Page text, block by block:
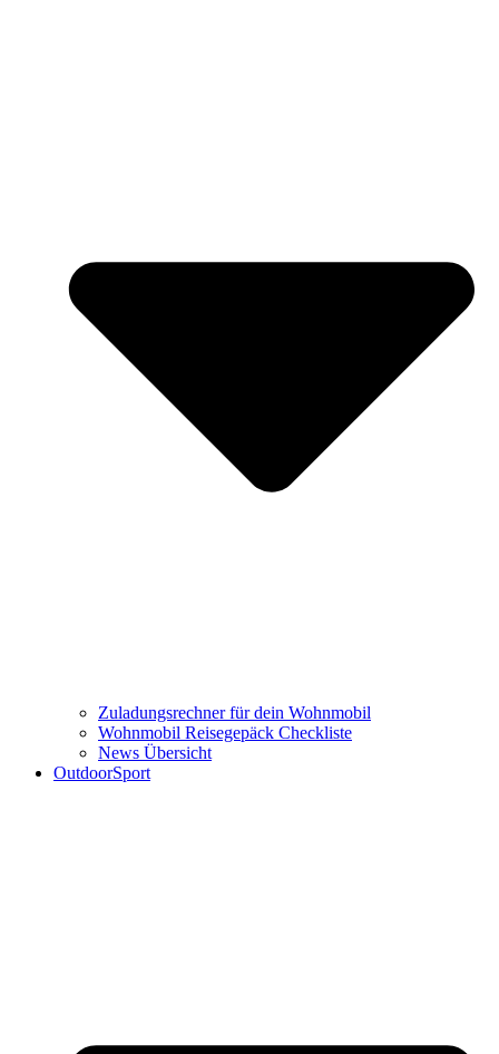
Zuladungsrechner für dein Wohnmobil
Wohnmobil Reisegepäck Checkliste
News Übersicht
OutdoorSport